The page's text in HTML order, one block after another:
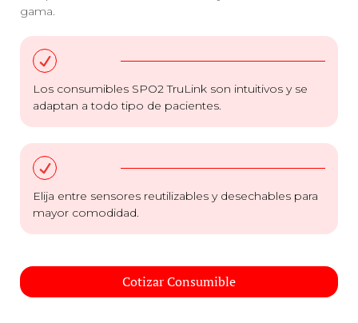
gama.
Los consumibles SPO2 TruLink son intuitivos y se
adaptan a todo tipo de pacientes.
Elija entre sensores reutilizables y desechables para
mayor comodidad.
Cotizar Consumible